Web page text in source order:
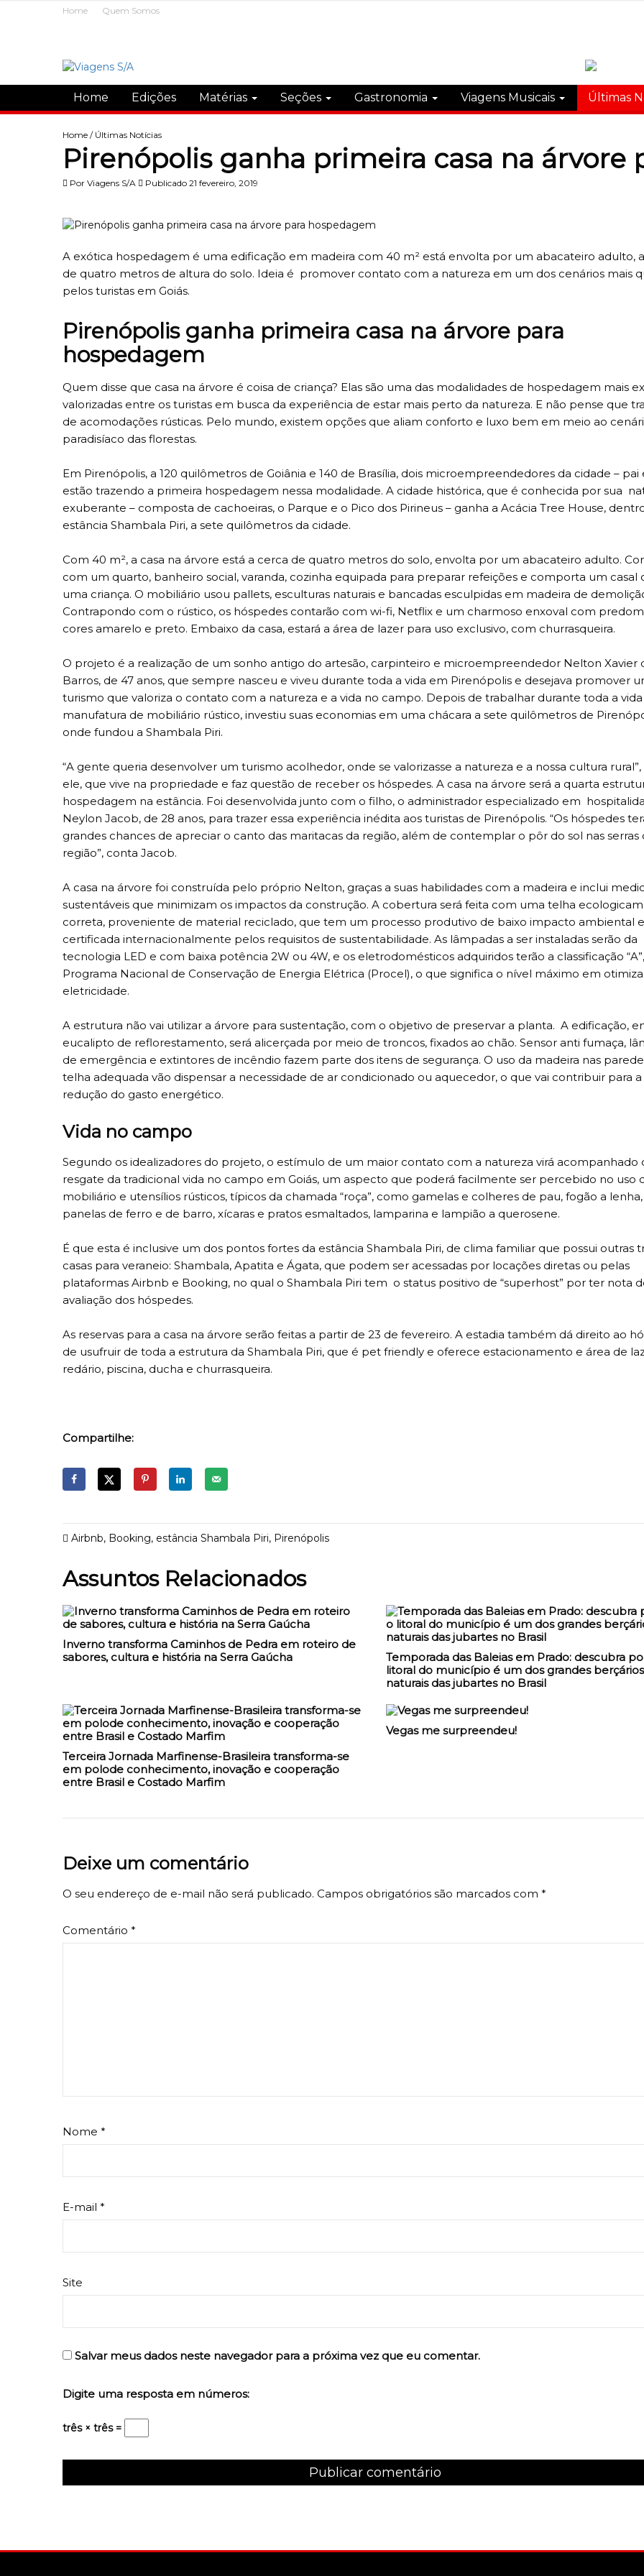
Home Quem Somos
Home Edições Matérias Seções Gastronomia Viagens Musicais Últimas
Home / Últimas Notícias
Pirenópolis ganha primeira casa na árvore
Por Viagens S/A Publicado 21 fevereiro, 2019
A exótica hospedagem é uma edificação em madeira com 40 m² está envolta por um abacateiro adulto,
de quatro metros de altura do solo. Ideia é promover contato com a natureza em um dos cenários mais
pelos turistas em Goiás.
Pirenópolis ganha primeira casa na árvore para
hospedagem
Quem disse que casa na árvore é coisa de criança? Elas são uma das modalidades de hospedagem mais
valorizadas entre os turistas em busca da experiência de estar mais perto da natureza. E não pense que
de acomodações rústicas. Pelo mundo, existem opções que aliam conforto e luxo bem em meio ao
paradisíaco das florestas.
Em Pirenópolis, a 120 quilômetros de Goiânia e 140 de Brasília, dois microempreendedores da cidade – pai
estão trazendo a primeira hospedagem nessa modalidade. A cidade histórica, que é conhecida por sua
exuberante – composta de cachoeiras, o Parque e o Pico dos Pirineus – ganha a Acácia Tree House,
estância Shambala Piri, a sete quilômetros da cidade.
Com 40 m², a casa na árvore está a cerca de quatro metros do solo, envolta por um abacateiro adulto.
com um quarto, banheiro social, varanda, cozinha equipada para preparar refeições e comporta um casal
uma criança. O mobiliário usou pallets, esculturas naturais e bancadas esculpidas em madeira de
Contrapondo com o rústico, os hóspedes contarão com wi-fi, Netflix e um charmoso enxoval com
cores amarelo e preto. Embaixo da casa, estará a área de lazer para uso exclusivo, com churrasqueira.
O projeto é a realização de um sonho antigo do artesão, carpinteiro e microempreendedor Nelton Xavier
Barros, de 47 anos, que sempre nasceu e viveu durante toda a vida em Pirenópolis e desejava promover
turismo que valoriza o contato com a natureza e a vida no campo. Depois de trabalhar durante toda a
manufatura de mobiliário rústico, investiu suas economias em uma chácara a sete quilômetros de
onde fundou a Shambala Piri.
“A gente queria desenvolver um turismo acolhedor, onde se valorizasse a natureza e a nossa cultura
ele, que vive na propriedade e faz questão de receber os hóspedes. A casa na árvore será a quarta
hospedagem na estância. Foi desenvolvida junto com o filho, o administrador especializado em
Neylon Jacob, de 28 anos, para trazer essa experiência inédita aos turistas de Pirenópolis. “Os hóspedes
grandes chances de apreciar o canto das maritacas da região, além de contemplar o pôr do sol nas serras
região”, conta Jacob.
A casa na árvore foi construída pelo próprio Nelton, graças a suas habilidades com a madeira e inclui
sustentáveis que minimizam os impactos da construção. A cobertura será feita com uma telha
correta, proveniente de material reciclado, que tem um processo produtivo de baixo impacto ambiental
certificada internacionalmente pelos requisitos de sustentabilidade. As lâmpadas a ser instaladas serão da
tecnologia LED e com baixa potência 2W ou 4W, e os eletrodomésticos adquiridos terão a classificação
Programa Nacional de Conservação de Energia Elétrica (Procel), o que significa o nível máximo em
eletricidade.
A estrutura não vai utilizar a árvore para sustentação, com o objetivo de preservar a planta. A edificação,
eucalipto de reflorestamento, será alicerçada por meio de troncos, fixados ao chão. Sensor anti fumaça,
de emergência e extintores de incêndio fazem parte dos itens de segurança. O uso da madeira nas
telha adequada vão dispensar a necessidade de ar condicionado ou aquecedor, o que vai contribuir para a
redução do gasto energético.
Vida no campo
Segundo os idealizadores do projeto, o estímulo de um maior contato com a natureza virá acompanhado
resgate da tradicional vida no campo em Goiás, um aspecto que poderá facilmente ser percebido no uso
mobiliário e utensílios rústicos, típicos da chamada “roça”, como gamelas e colheres de pau, fogão a lenha,
panelas de ferro e de barro, xícaras e pratos esmaltados, lamparina e lampião a querosene.
É que esta é inclusive um dos pontos fortes da estância Shambala Piri, de clima familiar que possui outras
casas para veraneio: Shambala, Apatita e Ágata, que podem ser acessadas por locações diretas ou pelas
plataformas Airbnb e Booking, no qual o Shambala Piri tem o status positivo de “superhost” por ter nota
avaliação dos hóspedes.
As reservas para a casa na árvore serão feitas a partir de 23 de fevereiro. A estadia também dá direito ao
de usufruir de toda a estrutura da Shambala Piri, que é pet friendly e oferece estacionamento e área de
redário, piscina, ducha e churrasqueira.
Compartilhe:
Airbnb, Booking, estância Shambala Piri, Pirenópolis
Assuntos Relacionados
Inverno transforma Caminhos de Pedra em roteiro de
sabores, cultura e história na Serra Gaúcha
Temporada das Baleias em Prado: descubra
litoral do município é um dos grandes berçários
naturais das jubartes no Brasil
Terceira Jornada Marfinense-Brasileira transforma-se
em polode conhecimento, inovação e cooperação
entre Brasil e Costado Marfim
Vegas me surpreendeu!
Deixe um comentário
O seu endereço de e-mail não será publicado. Campos obrigatórios são marcados com *
Comentário *
Nome *
E-mail *
Site
Salvar meus dados neste navegador para a próxima vez que eu comentar.
Digite uma resposta em números:
três × três =